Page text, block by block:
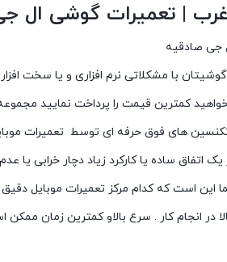
| تعمیرات گوشی ال
با مشکلاتی نرم افزاری و یا سخت
کمترین قیمت را پرداخت نمایید
اتفاق ساده یا کارکرد زیاد دچار خرابی
است که کدام مرکز تعمیرات موبایل
انجام کار . سرع بالاو کمترین زمان